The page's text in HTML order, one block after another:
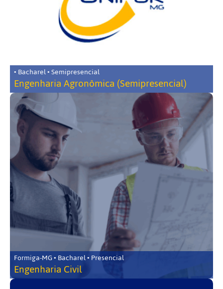
• Bacharel • Semipresencial
Engenharia Agronômica (Semipresencial)
Formiga-MG • Bacharel • Presencial
Engenharia Civil